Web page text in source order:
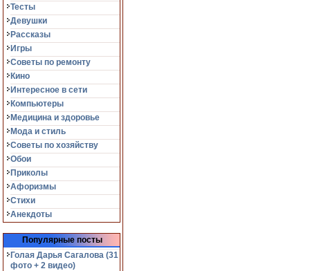
Тесты
Девушки
Рассказы
Игры
Советы по ремонту
Кино
Интересное в сети
Компьютеры
Медицина и здоровье
Мода и стиль
Советы по хозяйству
Обои
Приколы
Афоризмы
Стихи
Анекдоты
Популярные посты
Голая Дарья Сагалова (31
фото + 2 видео)